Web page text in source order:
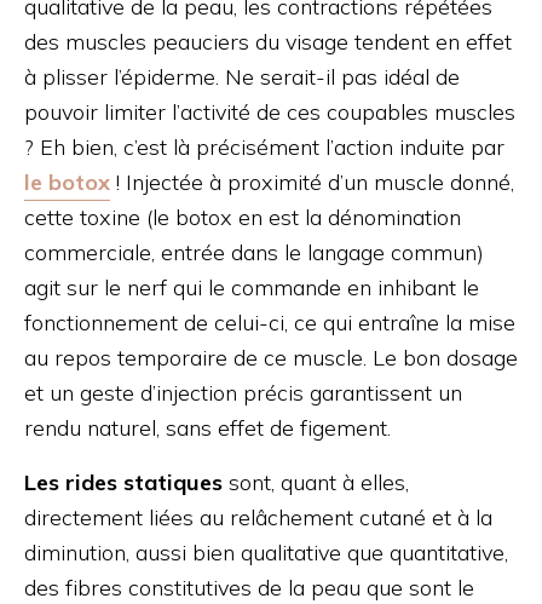
qualitative de la peau, les contractions répétées
des muscles peauciers du visage tendent en effet
à plisser l’épiderme. Ne serait-il pas idéal de
pouvoir limiter l’activité de ces coupables muscles
? Eh bien, c’est là précisément l’action induite par
le botox ! Injectée à proximité d’un muscle donné,
cette toxine (le botox en est la dénomination
commerciale, entrée dans le langage commun)
agit sur le nerf qui le commande en inhibant le
fonctionnement de celui-ci, ce qui entraîne la mise
au repos temporaire de ce muscle. Le bon dosage
et un geste d’injection précis garantissent un
rendu naturel, sans effet de figement.
Les rides statiques sont, quant à elles,
directement liées au relâchement cutané et à la
diminution, aussi bien qualitative que quantitative,
des fibres constitutives de la peau que sont le